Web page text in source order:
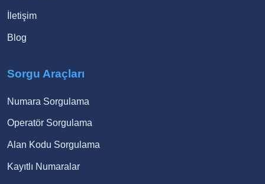
İletişim
Blog
Sorgu Araçları
Numara Sorgulama
Operatör Sorgulama
Alan Kodu Sorgulama
Kayıtlı Numaralar